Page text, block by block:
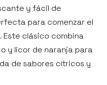
y fácil de
para comenzar el
Este clásico combina
y licor de naranja para
de sabores cítricos y